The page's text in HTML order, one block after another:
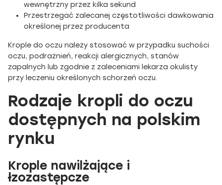
wewnętrzny przez kilka sekund
Przestrzegać zalecanej częstotliwości dawkowania
określonej przez producenta
Krople do oczu należy stosować w przypadku suchości
oczu, podrażnień, reakcji alergicznych, stanów
zapalnych lub zgodnie z zaleceniami lekarza okulisty
przy leczeniu określonych schorzeń oczu.
Rodzaje kropli do oczu
dostępnych na polskim
rynku
Krople nawilżające i
łzozastępcze